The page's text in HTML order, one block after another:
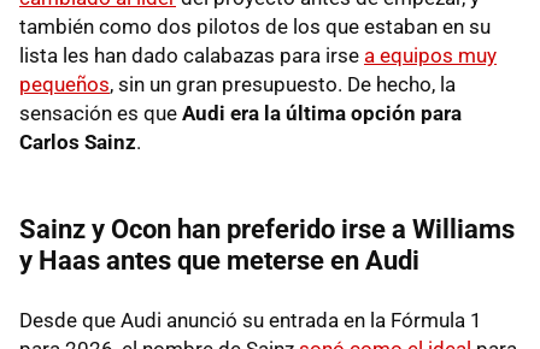
también como dos pilotos de los que estaban en su
lista les han dado calabazas para irse a equipos muy
pequeños, sin un gran presupuesto. De hecho, la
sensación es que Audi era la última opción para
Carlos Sainz.
Sainz y Ocon han preferido irse a Williams
y Haas antes que meterse en Audi
Desde que Audi anunció su entrada en la Fórmula 1